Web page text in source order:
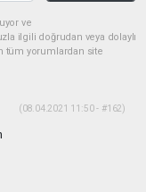
ve
ilgili doğrudan veya dolaylı
tüm yorumlardan site
(08.04.2021 11:50 - #162)